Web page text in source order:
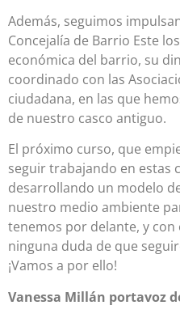
Además, seguimos
Concejalía de Barrio Este
económica del barrio, su
coordinado con las
ciudadana, en las que
de nuestro casco antiguo.
El próximo curso, que
seguir trabajando en estas
desarrollando un modelo
nuestro medio ambiente
tenemos por delante, y
ninguna duda de que
¡Vamos a por ello!
Vanessa Millán portavoz